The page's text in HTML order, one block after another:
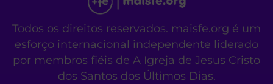
Todos os direitos reservados. maisfe.org é um
esforço internacional independente liderado
por membros fiéis de A Igreja de Jesus Cristo
dos Santos dos Últimos Dias.